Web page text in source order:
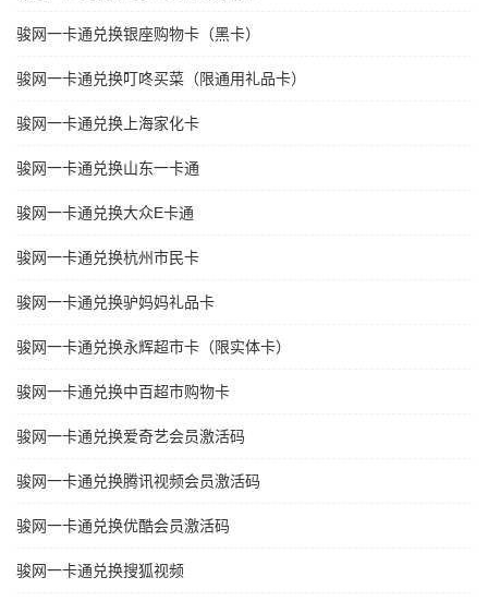
骏网一卡通兑换银座购物卡（黑卡）
骏网一卡通兑换叮咚买菜（限通用礼品卡）
骏网一卡通兑换上海家化卡
骏网一卡通兑换山东一卡通
骏网一卡通兑换大众E卡通
骏网一卡通兑换杭州市民卡
骏网一卡通兑换驴妈妈礼品卡
骏网一卡通兑换永辉超市卡（限实体卡）
骏网一卡通兑换中百超市购物卡
骏网一卡通兑换爱奇艺会员激活码
骏网一卡通兑换腾讯视频会员激活码
骏网一卡通兑换优酷会员激活码
骏网一卡通兑换搜狐视频